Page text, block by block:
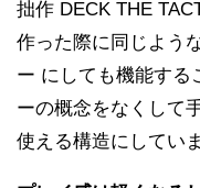
拙作 DECK THE
作った際に同じよう
ー にしても機能する
ーの概念をなくして
使える構造にしていま